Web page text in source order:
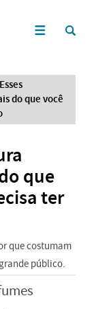
Esses
do que você
que
ter
que costumam
público.